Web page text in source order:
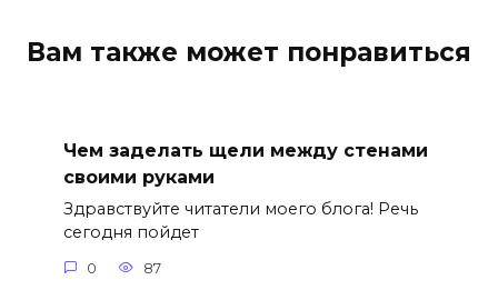
Вам также может понравиться
Чем заделать щели между стенами
своими руками
Здравствуйте читатели моего блога! Речь
сегодня пойдет
0 87